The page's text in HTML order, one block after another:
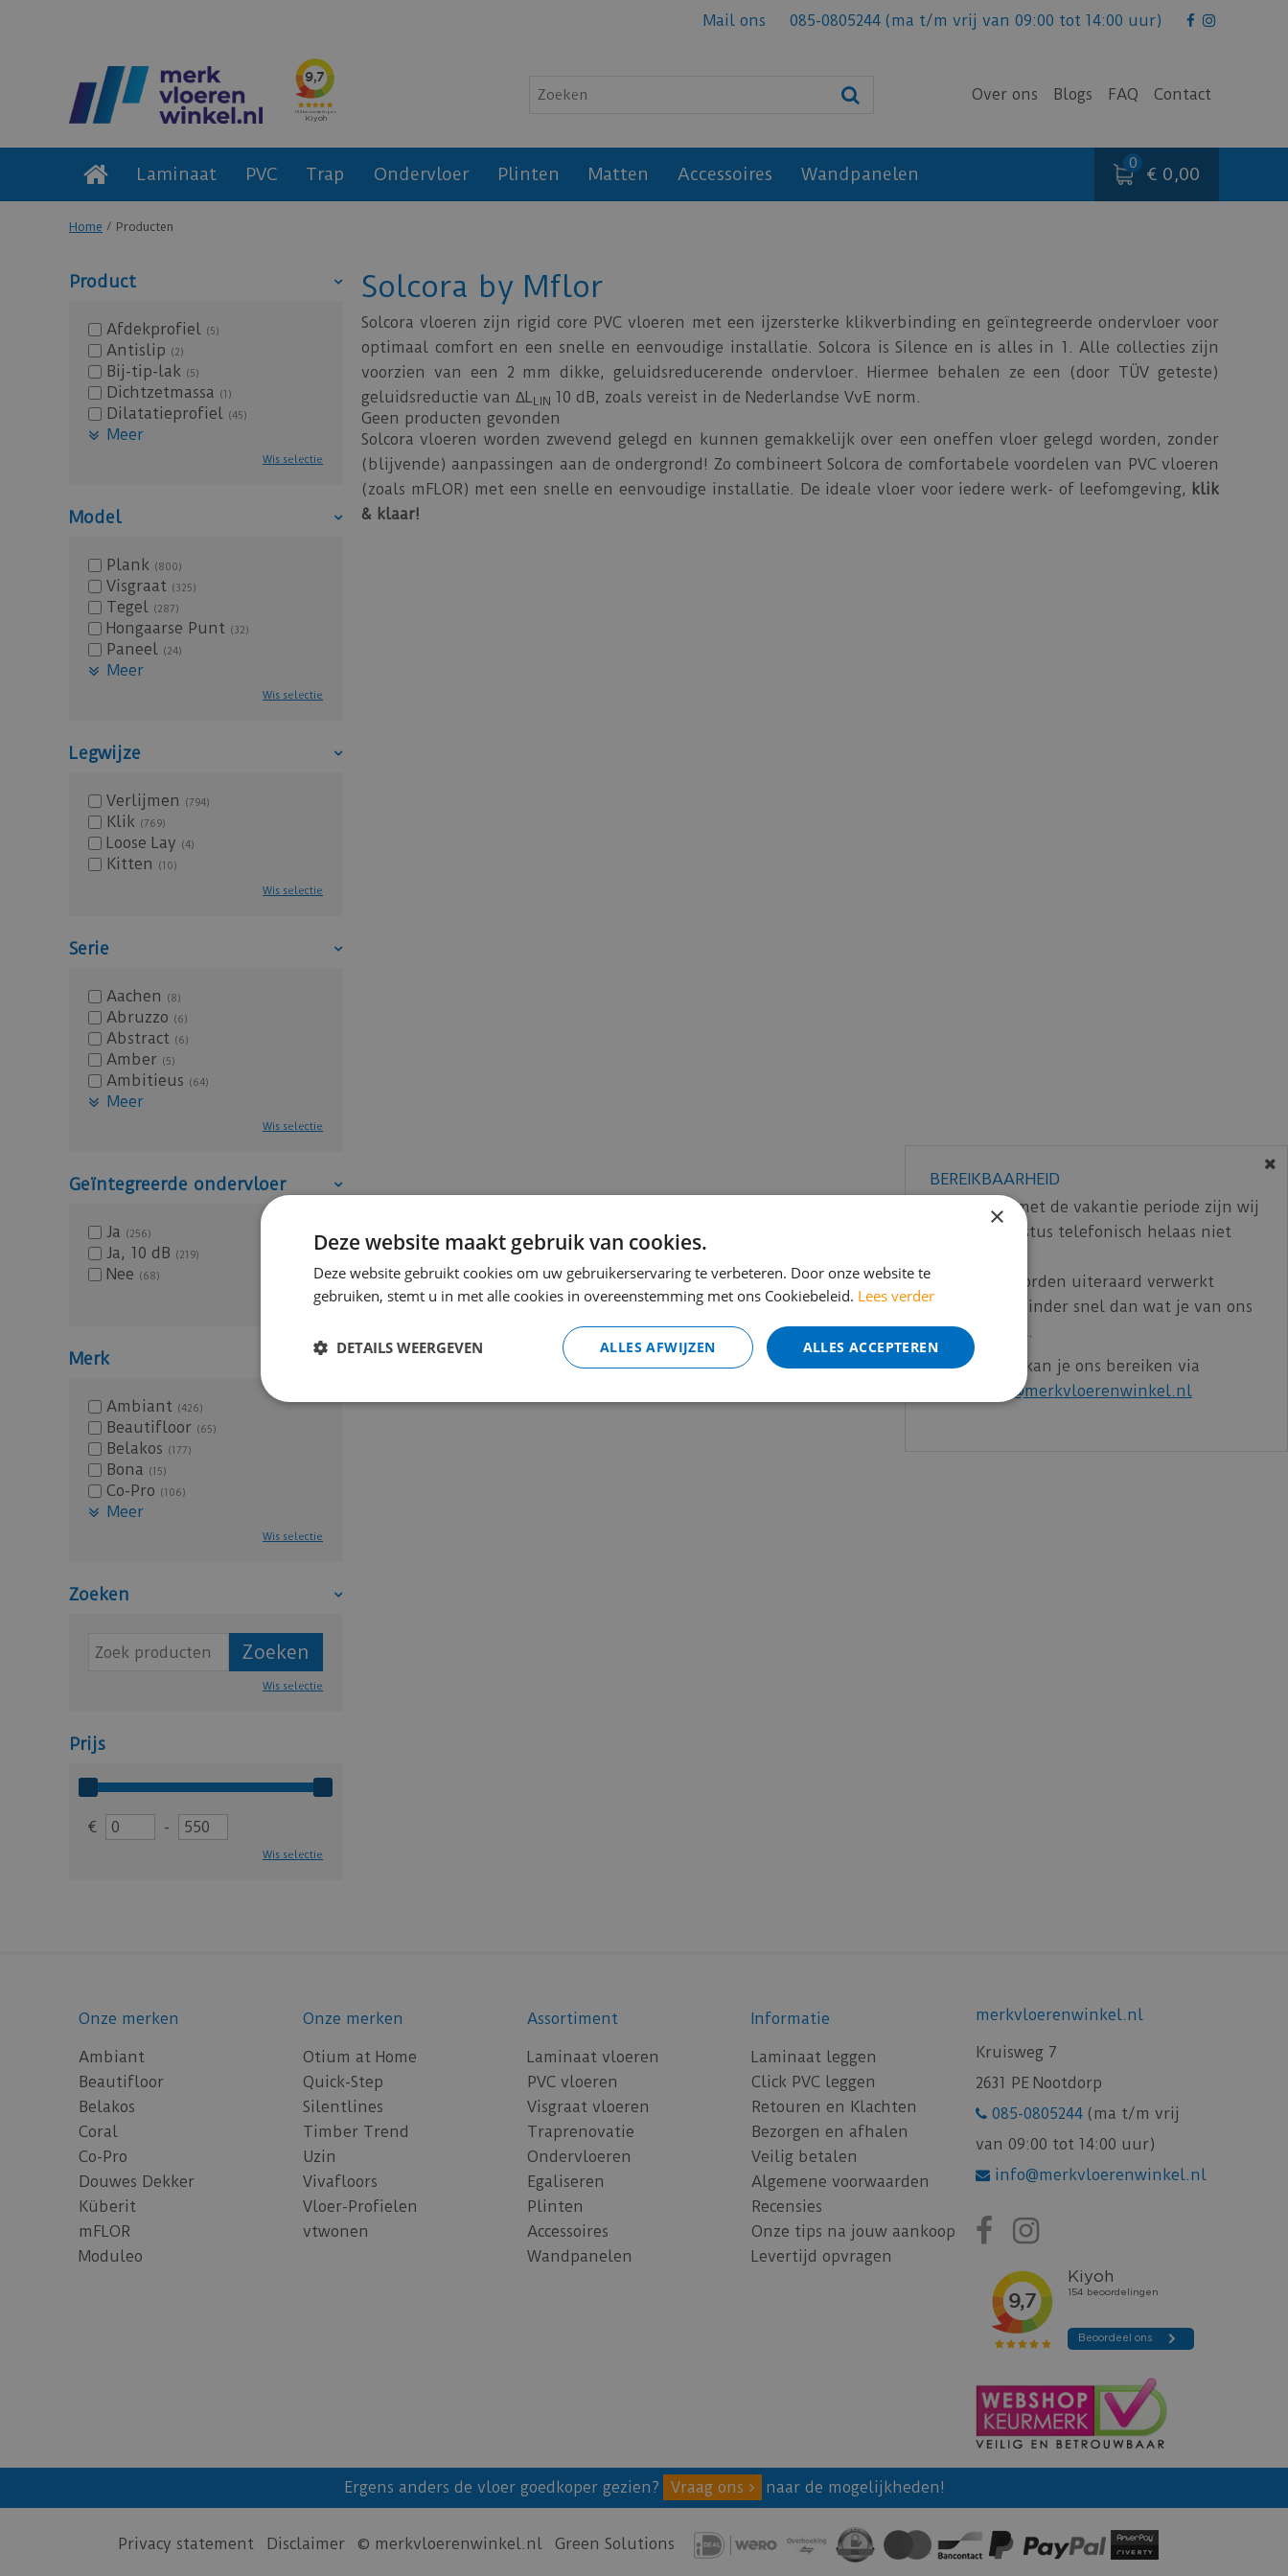
Home Producten
Mail ons 085-0805244 (ma t/m vrij van 09:00 tot 14:00 uur)
Over ons Blogs FAQ Contact
Laminaat PVC Trap Ondervloer Plinten Matten Accessoires Wandpanelen € 0,00
Solcora by Mflor
Solcora vloeren zijn rigid core PVC vloeren met een ijzersterke klikverbinding en geïntegreerde ondervloer voor
optimaal comfort en een snelle en eenvoudige installatie. Solcora is Silence en is alles in 1. Alle collecties zijn
voorzien van een 2 mm dikke, geluidsreducerende ondervloer. Hiermee behalen ze een (door TÜV geteste)
geluidsreductie van ΔLLIN 10 dB, zoals vereist in de Nederlandse VvE norm.
Geen producten gevonden
Solcora vloeren worden zwevend gelegd en kunnen gemakkelijk over een oneffen vloer gelegd worden, zonder
(blijvende) aanpassingen aan de ondergrond! Zo combineert Solcora de comfortabele voordelen van PVC vloeren
(zoals mFLOR) met een snelle en eenvoudige installatie. De ideale vloer voor iedere werk- of leefomgeving, klik
& klaar!
Product
Afdekprofiel (5)
Antislip (2)
Bij-tip-lak (5)
Dichtzetmassa (1)
Dilatatieprofiel (45)
Meer
Wis selectie
Model
Plank (800)
Visgraat (325)
Tegel (287)
Hongaarse Punt (32)
Paneel (24)
Meer
Wis selectie
Legwijze
Verlijmen (794)
Klik (769)
Loose Lay (4)
Kitten
(10)
Wis selectie
Serie
Aachen (8)
Abruzzo (6)
Abstract (6)
Amber (5)
Ambitieus (64)
Meer
Wis selectie
Geïntegreerde ondervloer
Ja (256)
Ja, 10 dB (219)
Nee (68)
Wis selectie
Merk
Ambiant (426)
Beautifloor (65)
Belakos (177)
Bona (15)
Co-Pro (106)
Meer
Wis selectie
Zoeken
Wis selectie
Prijs
€ -
Wis selectie
Onze merken
Ambiant
Beautifloor
Belakos
Coral
Co-Pro
Douwes Dekker
Küberit
mFLOR
Moduleo
Onze merken
Otium at Home
Quick-Step
Silentlines
Timber Trend
Uzin
Vivafloors
Vloer-Profielen
vtwonen
Assortiment
Laminaat vloeren
PVC vloeren
Visgraat vloeren
Traprenovatie
Ondervloeren
Egaliseren
Plinten
Accessoires
Wandpanelen
Informatie
Laminaat leggen
Click PVC leggen
Retouren en Klachten
Bezorgen en afhalen
Veilig betalen
Algemene voorwaarden
Recensies
Onze tips na jouw aankoop
Levertijd opvragen
merkvloerenwinkel.nl
Kruisweg 7
2631 PE Nootdorp
085-0805244 (ma t/m vrij
van 09:00 tot 14:00 uur)
info@merkvloerenwinkel.nl
Ergens anders de vloer goedkoper gezien? Vraag ons naar de mogelijkheden!
Privacy statement Disclaimer © merkvloerenwinkel.nl Green Solutions
BEREIKBAARHEID
In verband met de vakantie periode zijn wij
t/m 14 augustus telefonisch helaas niet
Bestelling worden uiteraard verwerkt
echter iets minder snel dan wat je van ons
gewend bent.
Voor vragen kan je ons bereiken via
info@merkvloerenwinkel.nl
×
Deze website maakt gebruik van cookies.
Deze website gebruikt cookies om uw gebruikerservaring te verbeteren. Door onze website te
gebruiken, stemt u in met alle cookies in overeenstemming met ons Cookiebeleid. Lees verder
ALLES ACCEPTEREN
ALLES AFWIJZEN
DETAILS WEERGEVEN